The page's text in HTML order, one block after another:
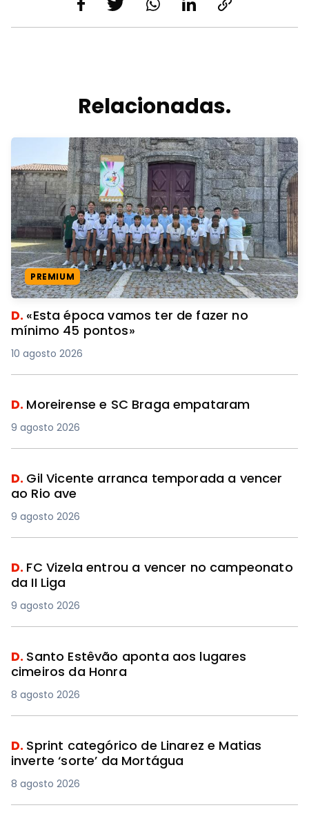
Relacionadas.
PREMIUM
D. «Esta época vamos ter de fazer no
mínimo 45 pontos»
10 agosto 2026
D. Moreirense e SC Braga empataram
9 agosto 2026
D. Gil Vicente arranca temporada a vencer
ao Rio ave
9 agosto 2026
D. FC Vizela entrou a vencer no campeonato
da II Liga
9 agosto 2026
D. Santo Estêvão aponta aos lugares
cimeiros da Honra
8 agosto 2026
D. Sprint categórico de Linarez e Matias
inverte ‘sorte’ da Mortágua
8 agosto 2026